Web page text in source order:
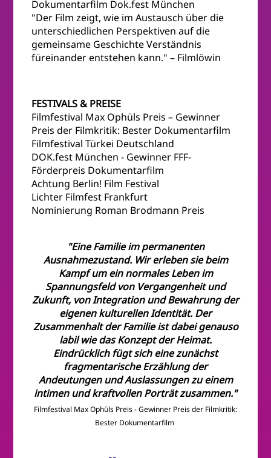
Dokumentarfilm Dok.fest München
"Der Film zeigt, wie im Austausch über die
unterschiedlichen Perspektiven auf die
gemeinsame Geschichte Verständnis
füreinander entstehen kann." – Filmlöwin
FESTIVALS & PREISE
Filmfestival Max Ophüls Preis – Gewinner
Preis der Filmkritik: Bester Dokumentarfilm
Filmfestival Türkei Deutschland
DOK.fest München - Gewinner FFF-
Förderpreis Dokumentarfilm
Achtung Berlin! Film Festival
Lichter Filmfest Frankfurt
Nominierung Roman Brodmann Preis
"Eine Familie im permanenten
Ausnahmezustand. Wir erleben sie beim
Kampf um ein normales Leben im
Spannungsfeld von Vergangenheit und
Zukunft, von Integration und Bewahrung der
eigenen kulturellen Identität. Der
Zusammenhalt der Familie ist dabei genauso
labil wie das Konzept der Heimat.
Eindrücklich fügt sich eine zunächst
fragmentarische Erzählung der
Andeutungen und Auslassungen zu einem
intimen und kraftvollen Porträt zusammen."
Filmfestival Max Ophüls Preis - Gewinner Preis der Filmkritik:
Bester Dokumentarfilm